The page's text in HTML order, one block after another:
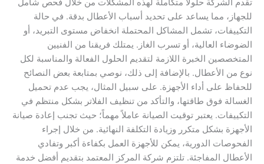
تقدم الشركة حلولاً متكاملة لهذه المشكلات من خلال فحص شامل
للجهاز، مما يساعد على تحديد أسباب الأعطال بدقة. في حالة
التكييفات، تشمل المشاكل المحتملة انخفاض مستوى التبريد، أو
الضوضاء العالية، أو تسرب الغاز. يمتلك فريقنا من الفنيين
المتخصصين الخبرة اللازمة لتقديم الحلول الفعالة والمناسبة لكل
نوع من الأعطال. بالإضافة إلى ذلك، نوصي بمتابعة بعض النصائح
للحفاظ على أداء الأجهزة. على سبيل المثال، يجب عدم تحميل
الغسالة فوق طاقتها، والتأكد من تنظيف الفلاتر بشكل منتظم في
التكييفات. يعتبر توقيت الصيانة عاملاً مهماً؛ حيث تجنب إعادة صيانة
الأجهزة بشكل متكرر وزيادة التكلفة النهائية. من خلال إجراء
الفحوصات الدورية، يمكن للأجهزة العمل بكفاءة أكبر وتفادي
الأعطال المفاجئة. تلتزم شركة المركز المعتمد بتقديم أفضل خدمة